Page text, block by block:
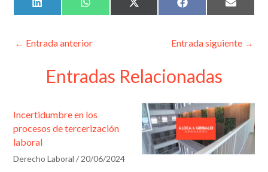
r
c
a
c
Compartir
en
L
i
e
Compartir
en
W
h
s
Compartir
en
X
(
e
r
Compartir
en
F
a
b
en
E
m
l
← Entrada anterior Entrada siguiente →
Entradas Relacionadas
Incertidumbre en los
procesos de tercerización
laboral
Derecho Laboral /20/06/2024